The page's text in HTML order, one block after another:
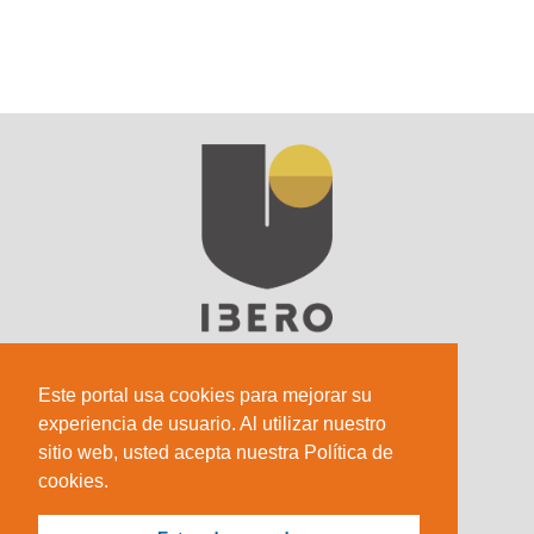
Este portal usa cookies para mejorar su
experiencia de usuario. Al utilizar nuestro
sitio web, usted acepta nuestra Política de
cookies.
Sede Principal
Calle 67 #5-27; Bogotá, Colombia.